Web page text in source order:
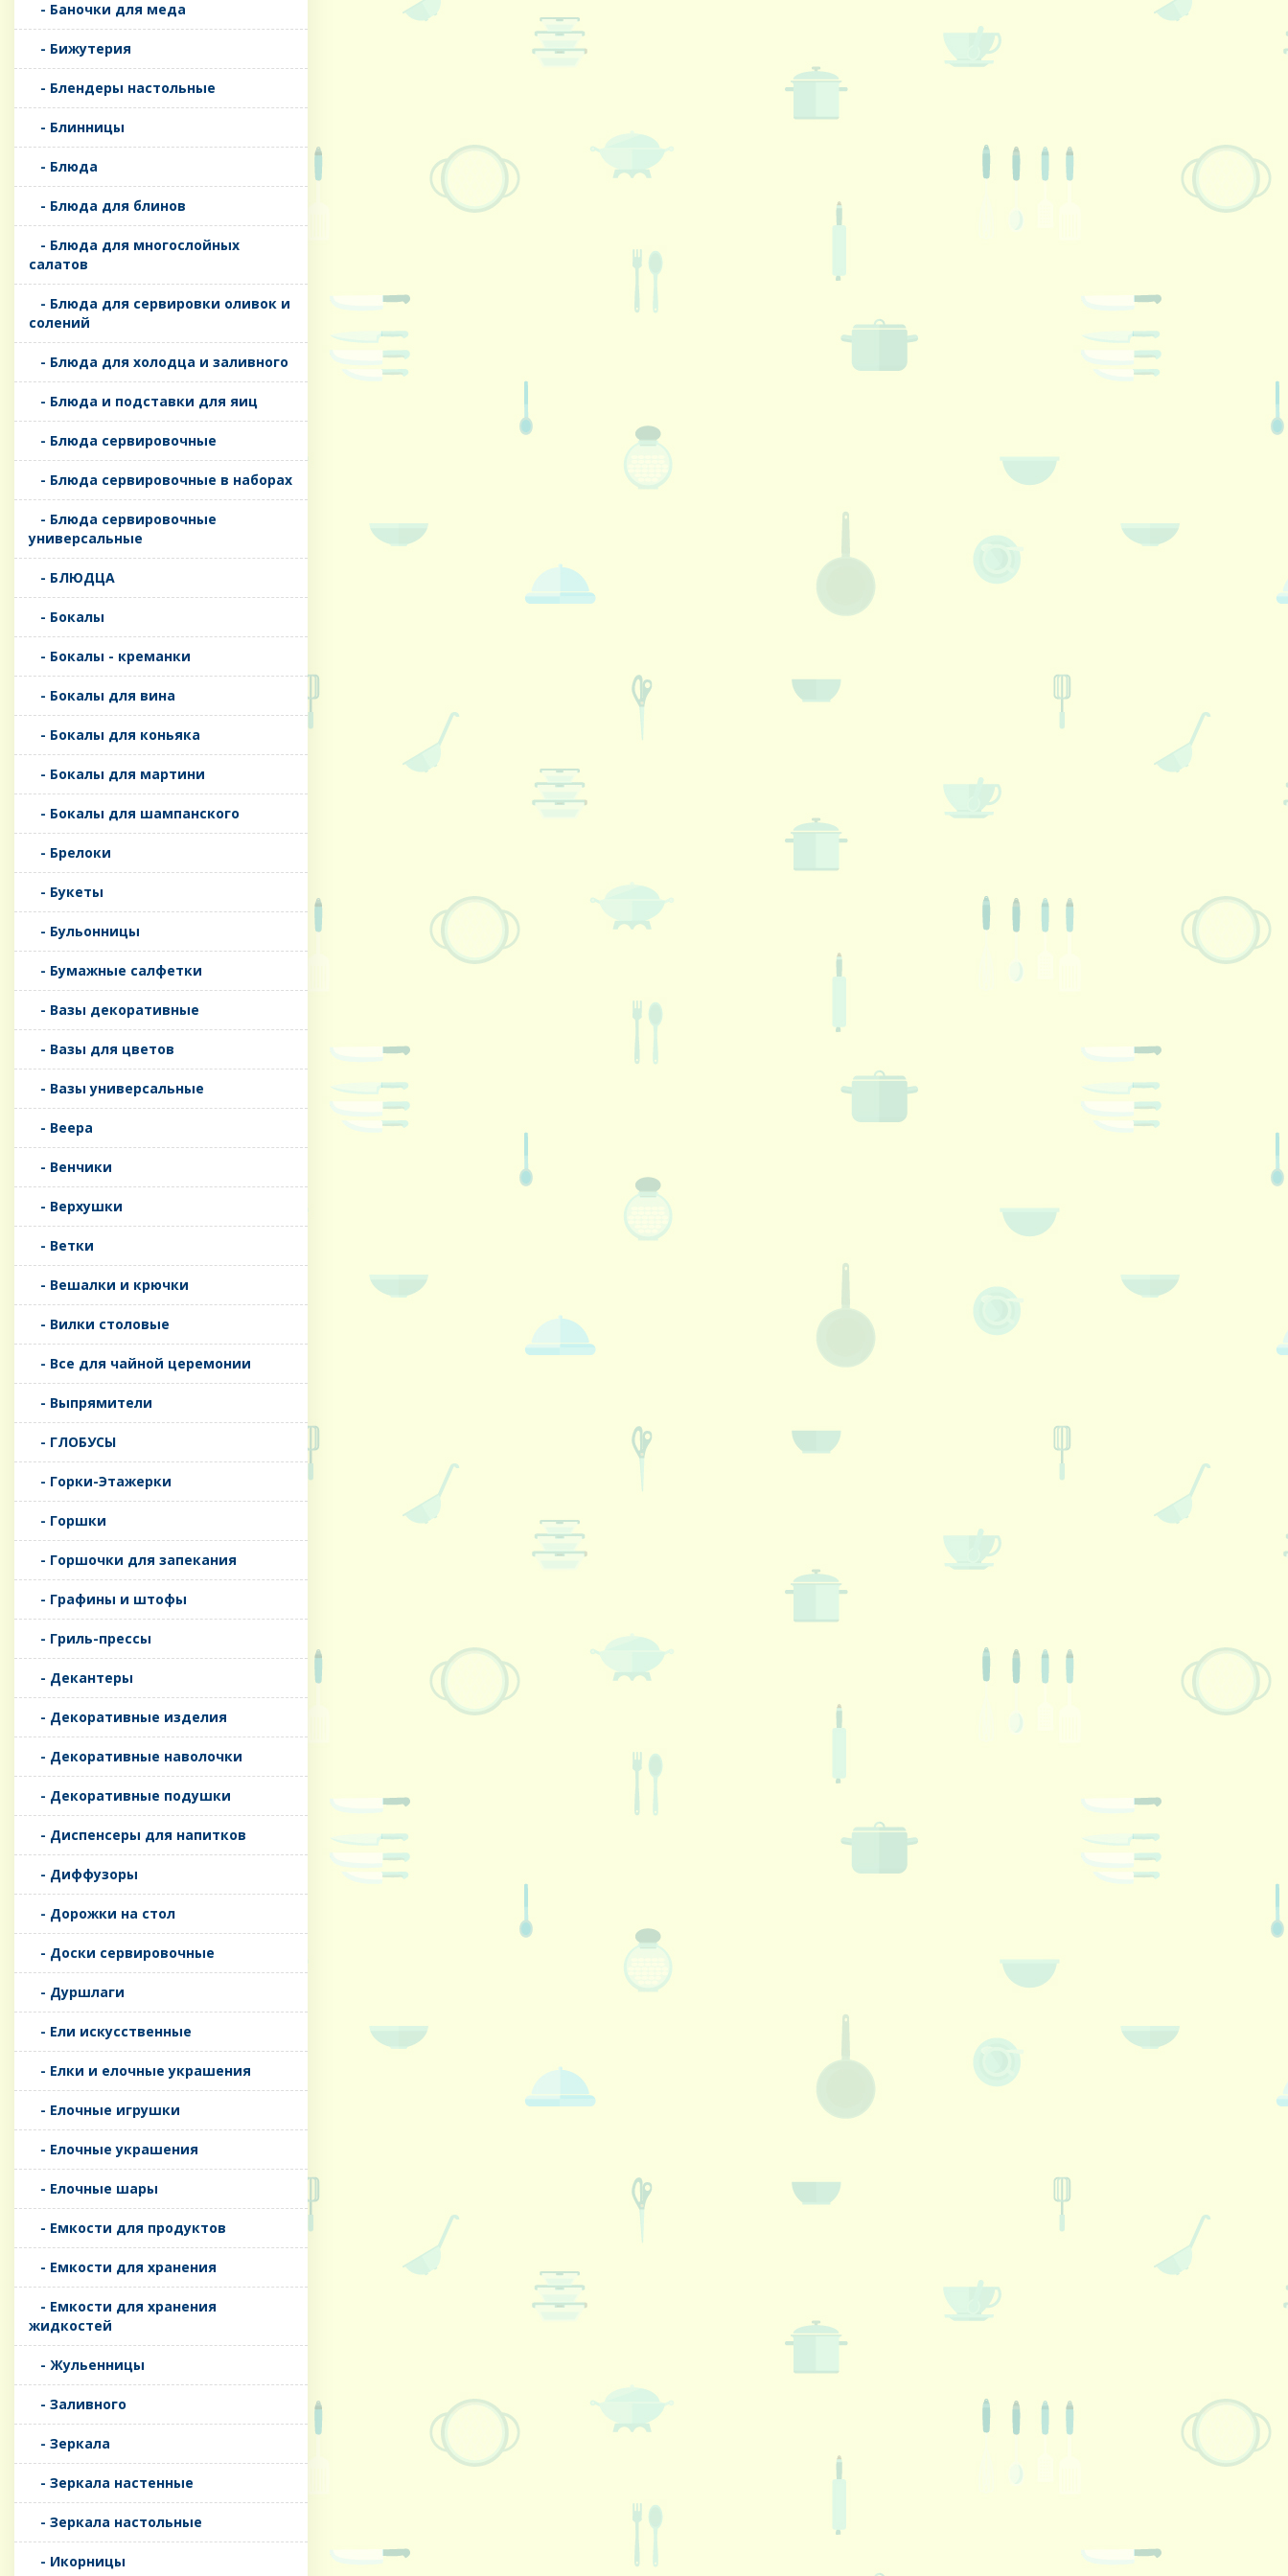
- Баночки для меда
- Бижутерия
- Блендеры настольные
- Блинницы
- Блюда
- Блюда для блинов
- Блюда для многослойных
салатов
- Блюда для сервировки оливок и
солений
- Блюда для холодца и заливного
- Блюда и подставки для яиц
- Блюда сервировочные
- Блюда сервировочные в наборах
- Блюда сервировочные
универсальные
- БЛЮДЦА
- Бокалы
- Бокалы - креманки
- Бокалы для вина
- Бокалы для коньяка
- Бокалы для мартини
- Бокалы для шампанского
- Брелоки
- Букеты
- Бульонницы
- Бумажные салфетки
- Вазы декоративные
- Вазы для цветов
- Вазы универсальные
- Веера
- Венчики
- Верхушки
- Ветки
- Вешалки и крючки
- Вилки столовые
- Все для чайной церемонии
- Выпрямители
- ГЛОБУСЫ
- Горки-Этажерки
- Горшки
- Горшочки для запекания
- Графины и штофы
- Гриль-прессы
- Декантеры
- Декоративные изделия
- Декоративные наволочки
- Декоративные подушки
- Диспенсеры для напитков
- Диффузоры
- Дорожки на стол
- Доски сервировочные
- Дуршлаги
- Ели искусственные
- Елки и елочные украшения
- Елочные игрушки
- Елочные украшения
- Елочные шары
- Емкости для продуктов
- Емкости для хранения
- Емкости для хранения
жидкостей
- Жульенницы
- Заливного
- Зеркала
- Зеркала настенные
- Зеркала настольные
- Икорницы